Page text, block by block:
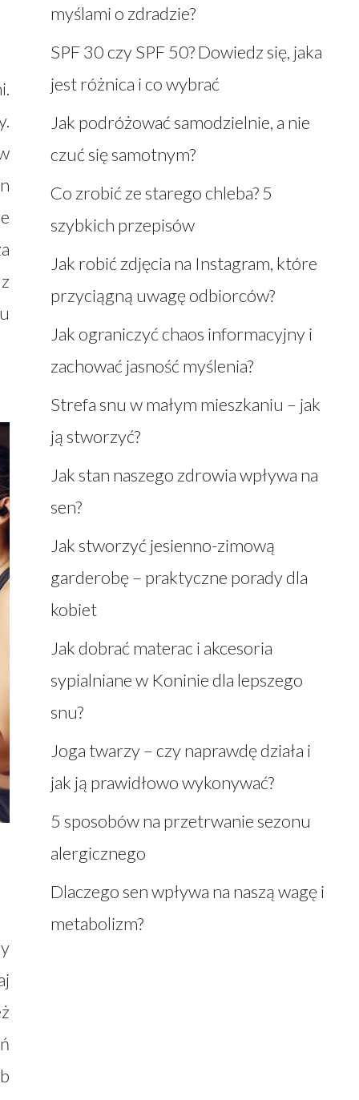
myślami o zdradzie?
SPF 30 czy SPF 50? Dowiedz się, jaka
jest różnica i co wybrać
Jak podróżować samodzielnie, a nie
czuć się samotnym?
Co zrobić ze starego chleba? 5
szybkich przepisów
Jak robić zdjęcia na Instagram, które
przyciągną uwagę odbiorców?
Jak ograniczyć chaos informacyjny i
zachować jasność myślenia?
Strefa snu w małym mieszkaniu – jak
ją stworzyć?
Jak stan naszego zdrowia wpływa na
sen?
Jak stworzyć jesienno-zimową
garderobę – praktyczne porady dla
kobiet
Jak dobrać materac i akcesoria
sypialniane w Koninie dla lepszego
snu?
Joga twarzy – czy naprawdę działa i
jak ją prawidłowo wykonywać?
5 sposobów na przetrwanie sezonu
alergicznego
Dlaczego sen wpływa na naszą wagę i
metabolizm?